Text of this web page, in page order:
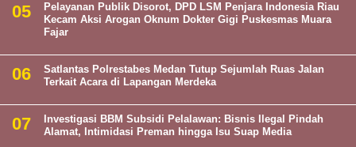
Pelayanan Publik Disorot, DPD LSM Penjara Indonesia Riau
Kecam Aksi Arogan Oknum Dokter Gigi Puskesmas Muara
Fajar
Satlantas Polrestabes Medan Tutup Sejumlah Ruas Jalan
Terkait Acara di Lapangan Merdeka
Investigasi BBM Subsidi Pelalawan: Bisnis Ilegal Pindah
Alamat, Intimidasi Preman hingga Isu Suap Media